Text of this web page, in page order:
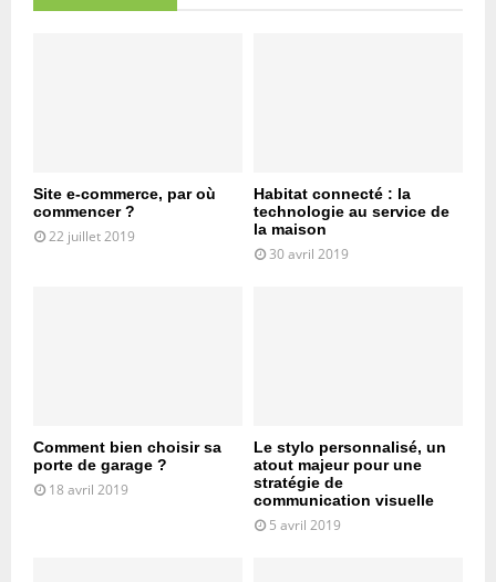
Site e-commerce, par où
commencer ?
22 juillet 2019
Habitat connecté : la
technologie au service de
la maison
30 avril 2019
Comment bien choisir sa
porte de garage ?
18 avril 2019
Le stylo personnalisé, un
atout majeur pour une
stratégie de
communication visuelle
5 avril 2019